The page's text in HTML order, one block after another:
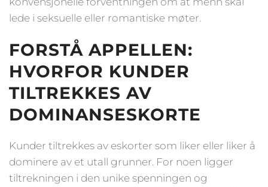
lede i seksuelle eller romantiske møter.
FORSTÅ APPELLEN:
HVORFOR KUNDER
TILTREKKES AV
DOMINANSESKORTE
Kunder tiltrekkes av eskorter som liker eller liker å
dominere av et utall grunner. For noen ligger
tiltrekningen i den unike spenningen og